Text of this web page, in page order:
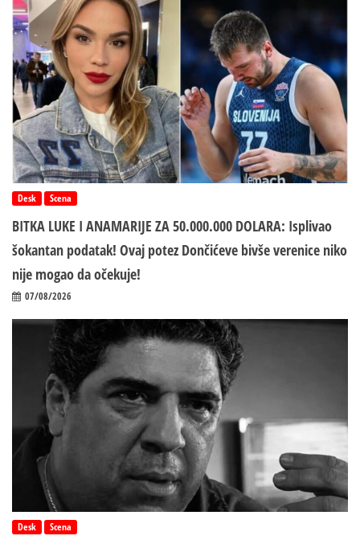
Desk Scena
BITKA LUKE I ANAMARIJE ZA 50.000.000 DOLARA: Isplivao
šokantan podatak! Ovaj potez Dončićeve bivše verenice niko
nije mogao da očekuje!
07/08/2026
Desk Scena